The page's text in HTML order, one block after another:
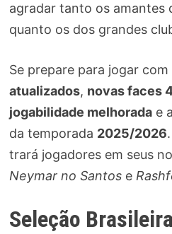
agradar tanto os amantes
quanto os dos grandes
Se prepare para jogar com
atualizados, novas faces
jogabilidade melhoradae
da temporada 2025/2026
trará jogadores em seus
Neymar no Santose
Seleção